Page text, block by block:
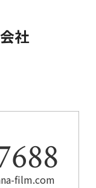
社
film.com